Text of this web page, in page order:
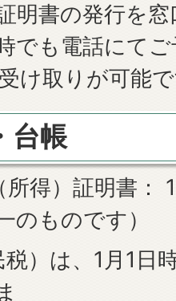
明書の発行を
でも電話にて
け取りが可能
台帳
得）証明書：
のものです）
）は、1月1日